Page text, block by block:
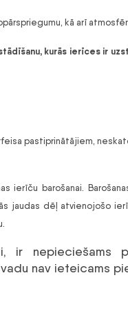
kā arī
kurās ierīces ir
pastiprinātājiem,
ierīču barošanai.
jaudas dēļ atvienojošo
ir nepieciešams
nav ieteicams